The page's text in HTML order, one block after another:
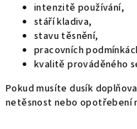
intenzitě používání,
stáří kladiva,
stavu těsnění,
pracovních
kvalitě prováděného
Pokud musíte dusík
netěsnost nebo opotřebení